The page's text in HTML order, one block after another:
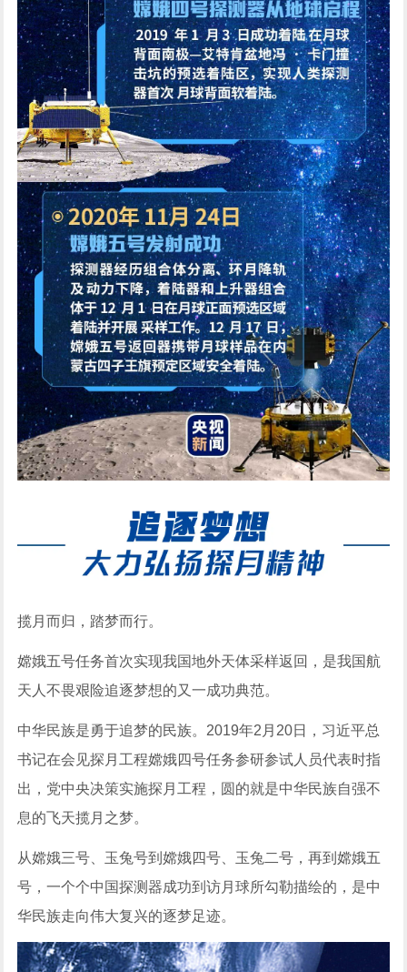
揽月而归，踏梦而行。
嫦娥五号任务首次实现我国地外天体采样返回，是我国航
天人不畏艰险追逐梦想的又一成功典范。
中华民族是勇于追梦的民族。2019年2月20日，习近平总
书记在会见探月工程嫦娥四号任务参研参试人员代表时指
出，党中央决策实施探月工程，圆的就是中华民族自强不
息的飞天揽月之梦。
从嫦娥三号、玉兔号到嫦娥四号、玉兔二号，再到嫦娥五
号，一个个中国探测器成功到访月球所勾勒描绘的，是中
华民族走向伟大复兴的逐梦足迹。